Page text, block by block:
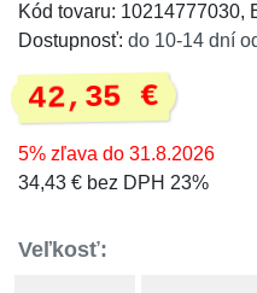
Kód tovaru: 10214777030,
Dostupnosť: do 10-14 dní
42,35 €
5% zľava do 31.8.2026
34,43 € bez DPH 23%
Veľkosť: